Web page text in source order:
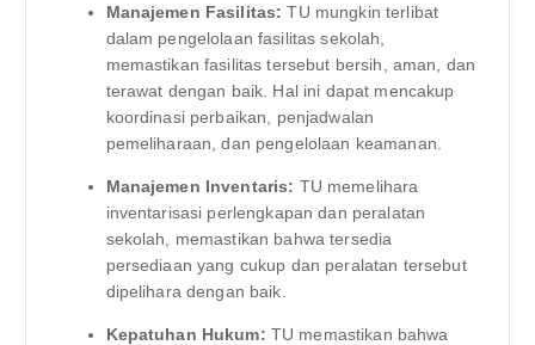
Manajemen Fasilitas: TU mungkin terlibat
dalam pengelolaan fasilitas sekolah,
memastikan fasilitas tersebut bersih, aman, dan
terawat dengan baik. Hal ini dapat mencakup
koordinasi perbaikan, penjadwalan
pemeliharaan, dan pengelolaan keamanan.
Manajemen Inventaris: TU memelihara
inventarisasi perlengkapan dan peralatan
sekolah, memastikan bahwa tersedia
persediaan yang cukup dan peralatan tersebut
dipelihara dengan baik.
Kepatuhan Hukum: TU memastikan bahwa